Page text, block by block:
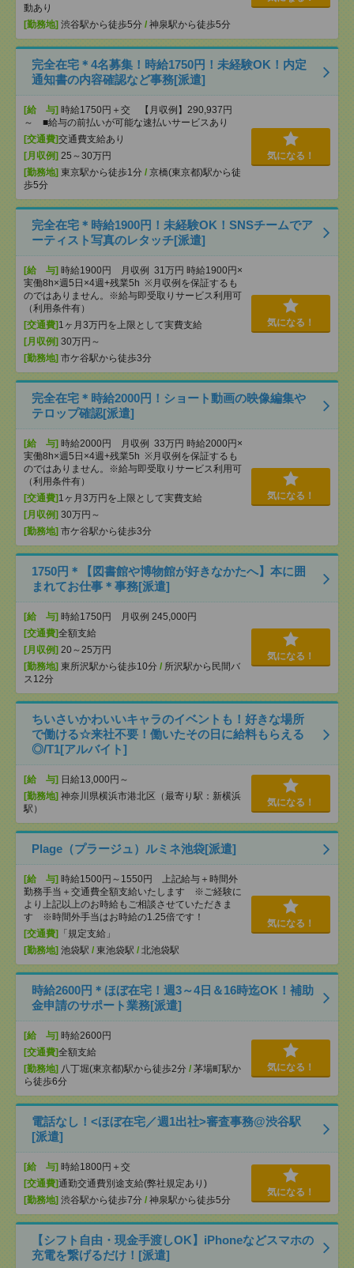
動あり
[勤務地] 渋谷駅から徒歩5分 / 神泉駅から徒歩5分
完全在宅＊4名募集！時給1750円！未経験OK！内定
通知書の内容確認など事務[派遣]
[給 与] 時給1750円＋交 【月収例】290,937円
～ ■給与の前払いが可能な速払いサービスあり
[交通費]交通費支給あり
[月収例] 25～30万円
[勤務地] 東京駅から徒歩1分 / 京橋(東京都)駅から徒
歩5分
気になる！
完全在宅＊時給1900円！未経験OK！SNSチームでア
ーティスト写真のレタッチ[派遣]
[給 与] 時給1900円 月収例 31万円 時給1900円×
実働8h×週5日×4週+残業5h ※月収例を保証するも
のではありません。※給与即受取りサービス利用可
（利用条件有）
[交通費] 1ヶ月3万円を上限として実費支給
[月収例] 30万円～
[勤務地] 市ケ谷駅から徒歩3分
気になる！
完全在宅＊時給2000円！ショート動画の映像編集や
テロップ確認[派遣]
[給 与] 時給2000円 月収例 33万円 時給2000円×
実働8h×週5日×4週+残業5h ※月収例を保証するも
のではありません。※給与即受取りサービス利用可
（利用条件有）
[交通費] 1ヶ月3万円を上限として実費支給
[月収例] 30万円～
[勤務地] 市ケ谷駅から徒歩3分
気になる！
1750円＊【図書館や博物館が好きなかたへ】本に囲
まれてお仕事＊事務[派遣]
[給 与] 時給1750円 月収例 245,000円
[交通費]全額支給
[月収例] 20～25万円
[勤務地] 東所沢駅から徒歩10分 / 所沢駅から民間バ
ス12分
気になる！
ちいさいかわいいキャラのイベントも！好きな場所
で働ける☆来社不要！働いたその日に給料もらえる
◎/T1[アルバイト]
[給 与] 日給13,000円～
[勤務地] 神奈川県横浜市港北区（最寄り駅：新横浜
駅）
気になる！
Plage（プラージュ）ルミネ池袋[派遣]
[給 与] 時給1500円～1550円 上記給与＋時間外
勤務手当＋交通費全額支給いたします ※ご経験に
より上記以上のお時給もご相談させていただきま
す ※時間外手当はお時給の1.25倍です！
[交通費]
「規定支給」
[勤務地] 池袋駅 / 東池袋駅 / 北池袋駅
気になる！
時給2600円＊ほぼ在宅！週3～4日＆16時迄OK！補助
金申請のサポート業務[派遣]
[給 与] 時給2600円
[交通費]全額支給
[勤務地] 八丁堀(東京都)駅から徒歩2分 / 茅場町駅か
ら徒歩6分
気になる！
電話なし！<ほぼ在宅／週1出社>審査事務@渋谷駅
[派遣]
[給 与] 時給1800円＋交
[交通費]通勤交通費別途支給(弊社規定あり)
[勤務地] 渋谷駅から徒歩7分 / 神泉駅から徒歩5分
気になる！
【シフト自由・現金手渡しOK】iPhoneなどスマホの
充電を繋げるだけ！[派遣]